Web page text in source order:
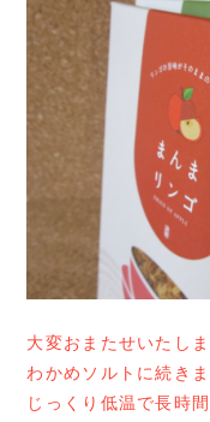
大変おまたせいたしま
わかめソルトに続きま
じっくり低温で長時